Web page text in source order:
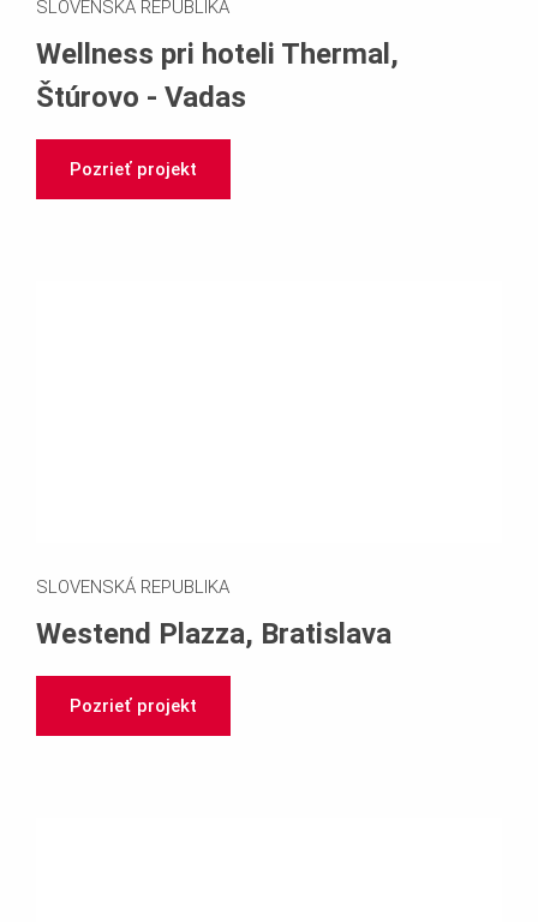
SLOVENSKÁ REPUBLIKA
Wellness pri hoteli Thermal,
Štúrovo - Vadas
Pozrieť projekt
SLOVENSKÁ REPUBLIKA
Westend Plazza, Bratislava
Pozrieť projekt